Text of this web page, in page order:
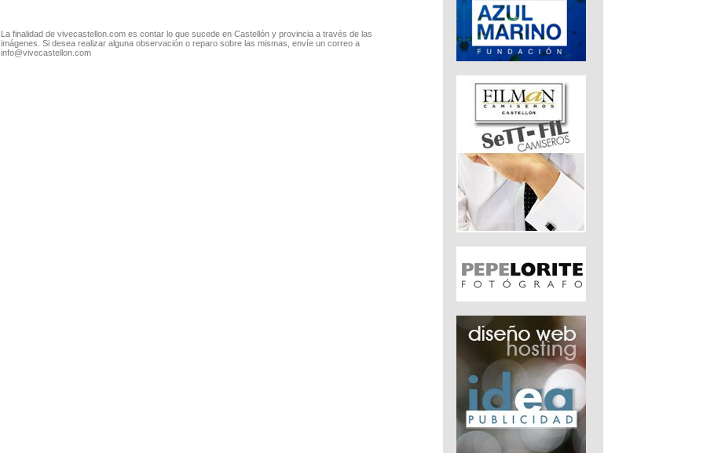
La finalidad de vivecastellon.com es contar lo que sucede en Castellón y provincia a través de las
imágenes. Si desea realizar alguna observación o reparo sobre las mismas, envíe un correo a
info@vivecastellon.com